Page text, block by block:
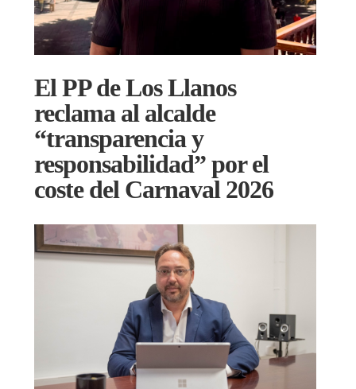
El PP de Los Llanos
reclama al alcalde
“transparencia y
responsabilidad” por el
coste del Carnaval 2026